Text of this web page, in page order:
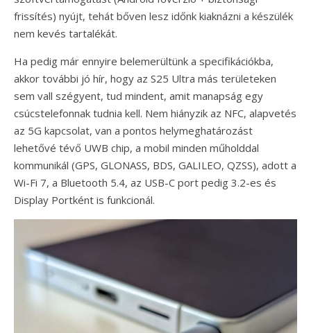
frissítés) nyújt, tehát bőven lesz időnk kiaknázni a készülék
nem kevés tartalékát.
Ha pedig már ennyire belemerültünk a specifikációkba,
akkor további jó hír, hogy az S25 Ultra más területeken
sem vall szégyent, tud mindent, amit manapság egy
csúcstelefonnak tudnia kell. Nem hiányzik az NFC, alapvetés
az 5G kapcsolat, van a pontos helymeghatározást
lehetővé tévő UWB chip, a mobil minden műholddal
kommunikál (GPS, GLONASS, BDS, GALILEO, QZSS), adott a
Wi-Fi 7, a Bluetooth 5.4, az USB-C port pedig 3.2-es és
Display Portként is funkcionál.